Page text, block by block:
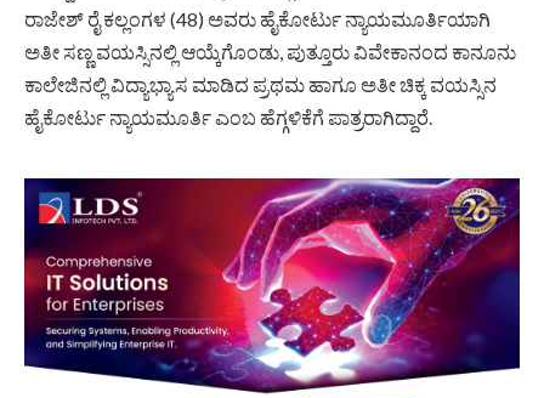
ರಾಜೇಶ್ ರೈ ಕಲ್ಲಂಗಳ (48) ಅವರು ಹೈಕೋರ್ಟು ನ್ಯಾಯಮೂರ್ತಿಯಾಗಿ
ಅತೀ ಸಣ್ಣ ವಯಸ್ಸಿನಲ್ಲಿ ಆಯ್ಕೆಗೊಂಡು, ಪುತ್ತೂರು ವಿವೇಕಾನಂದ ಕಾನೂನು
ಕಾಲೇಜಿನಲ್ಲಿ ವಿದ್ಯಾಭ್ಯಾಸ ಮಾಡಿದ ಪ್ರಥಮ ಹಾಗೂ ಅತೀ ಚಿಕ್ಕ ವಯಸ್ಸಿನ
ಹೈಕೋರ್ಟು ನ್ಯಾಯಮೂರ್ತಿ ಎಂಬ ಹೆಗ್ಗಳಿಕೆಗೆ ಪಾತ್ರರಾಗಿದ್ದಾರೆ.